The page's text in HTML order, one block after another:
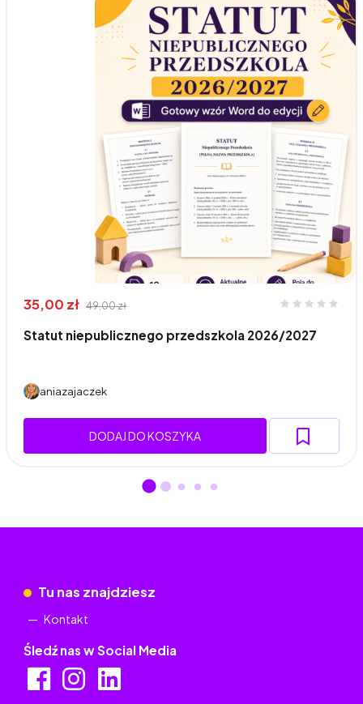
35,00 zł 49,00 zł
Statut niepublicznego przedszkola 2026/2027
aniazajaczek
DODAJ DO KOSZYKA
Tu nas znajdziesz
Kontakt
Śledź nas w Social Media